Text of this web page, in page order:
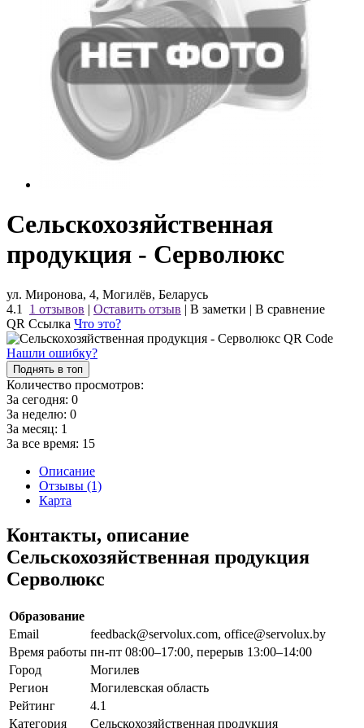
Сельскохозяйственная
продукция - Серволюкс
ул. Миронова, 4, Могилёв, Беларусь
4.1
1 отзывов | Оставить отзыв | В заметки | В сравнение
QR Ссылка Что это?
Нашли ошибку?
Поднять в топ
Количество просмотров:
За сегодня: 0
За неделю: 0
За месяц: 1
За все время: 15
Описание
Отзывы (1)
Карта
Контакты, описание
Сельскохозяйственная продукция
Серволюкс
Образование
Email
feedback@servolux.com, office@servolux.by
Время работы пн-пт 08:00–17:00, перерыв 13:00–14:00
Город
Могилев
Регион
Могилевская область
Рейтинг
4.1
Категория
Сельскохозяйственная продукция